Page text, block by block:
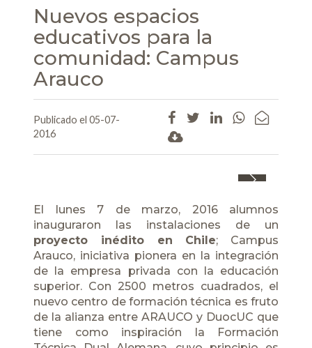
Nuevos espacios
educativos para la
comunidad: Campus
Arauco
Publicado el 05-07-
2016
El lunes 7 de marzo, 2016 alumnos
inauguraron las instalaciones de un
proyecto inédito en Chile; Campus
Arauco, iniciativa pionera en la integración
de la empresa privada con la educación
superior. Con 2500 metros cuadrados, el
nuevo centro de formación técnica es fruto
de la alianza entre ARAUCO y DuocUC que
tiene como inspiración la Formación